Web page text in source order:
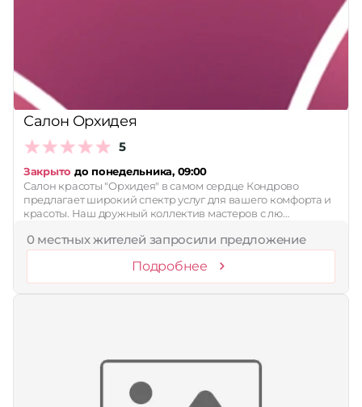
Салон Орхидея
5
Закрыто до понедельника, 09:00
Салон красоты "Орхидея" в самом сердце Кондрово
предлагает широкий спектр услуг для вашего комфорта и
красоты. Наш дружный коллектив мастеров с лю…
0 местных жителей запросили предложение
Подробнее